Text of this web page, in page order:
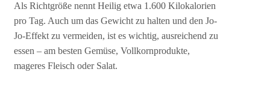
Als Richtgröße nennt Heilig etwa 1.600 Kilokalorien
pro Tag. Auch um das Gewicht zu halten und den Jo-
Jo-Effekt zu vermeiden, ist es wichtig, ausreichend zu
essen – am besten Gemüse, Vollkornprodukte,
mageres Fleisch oder Salat.